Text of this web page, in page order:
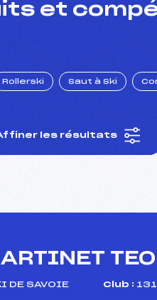
et
Rollerski Saut à Ski
les résultats
TEO
DE SAVOIE Club :